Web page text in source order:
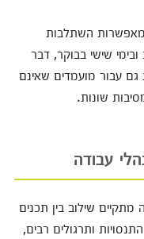
השתלבות
שישי בבוקר, דבר
עבור מועמדים שאינם
שונות.
עבודה
שילוב בין תכנים
ותרגולים רבים,